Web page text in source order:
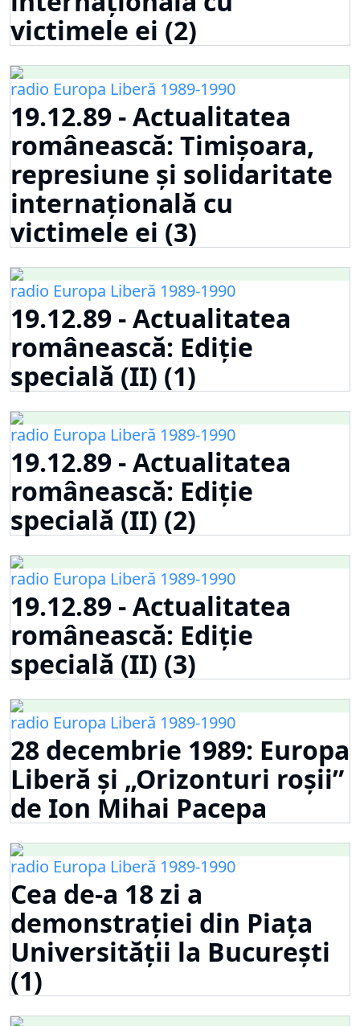
victimele ei (2)
radio Europa Liberă 1989-1990
19.12.89 - Actualitatea
românească: Timișoara,
represiune și solidaritate
internațională cu
victimele ei (3)
radio Europa Liberă 1989-1990
19.12.89 - Actualitatea
românească: Ediție
specială (II) (1)
radio Europa Liberă 1989-1990
19.12.89 - Actualitatea
românească: Ediție
specială (II) (2)
radio Europa Liberă 1989-1990
19.12.89 - Actualitatea
românească: Ediție
specială (II) (3)
radio Europa Liberă 1989-1990
28 decembrie 1989: Europa
Liberă și „Orizonturi roșii”
de Ion Mihai Pacepa
radio Europa Liberă 1989-1990
Cea de-a 18 zi a
demonstrației din Piața
Universității la București
(1)